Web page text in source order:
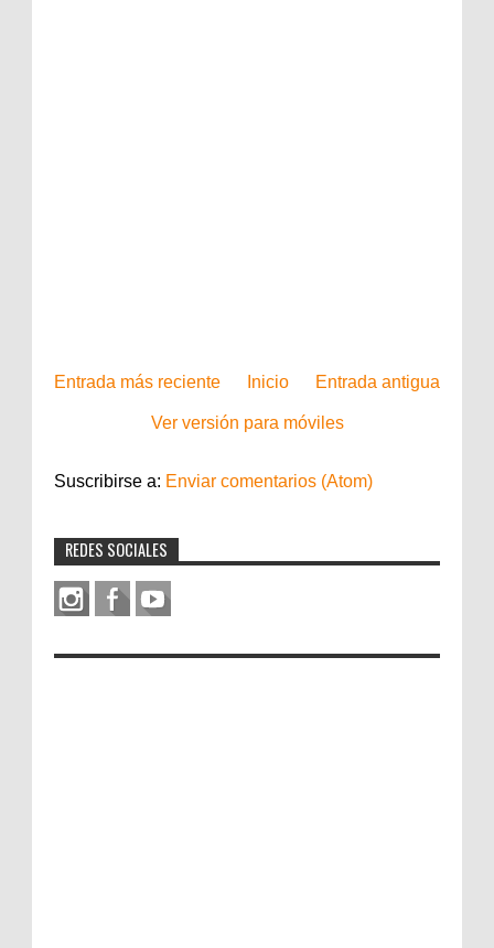
Entrada más reciente Entrada antigua
Inicio
Ver versión para móviles
Suscribirse a: Enviar comentarios (Atom)
REDES SOCIALES